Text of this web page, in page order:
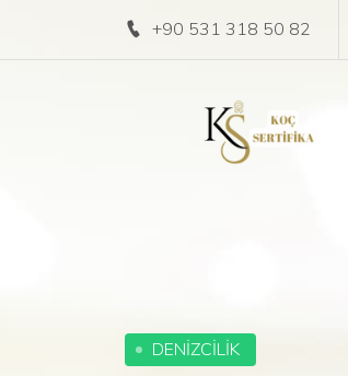
+90 531 318 50 82
DENİZCİLİK